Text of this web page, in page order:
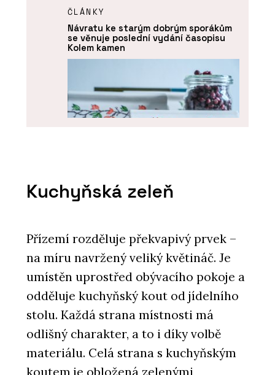
ČLÁNKY
Návratu ke starým dobrým sporákům
se věnuje poslední vydání časopisu
Kolem kamen
PRODUKTY
ČLÁNKY
Na největším světovém veletrhu
Kuchyňská zeleň
Přízemí rozděluje překvapivý prvek –
na míru navržený veliký květináč. Je
umístěn uprostřed obývacího pokoje a
odděluje kuchyňský kout od jídelního
stolu. Každá strana místnosti má
odlišný charakter, a to i díky volbě
materiálu. Celá strana s kuchyňským
koutem je obložená zelenými